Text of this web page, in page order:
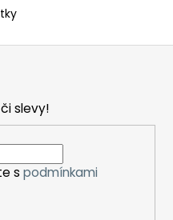
slevy!
s podmínkami